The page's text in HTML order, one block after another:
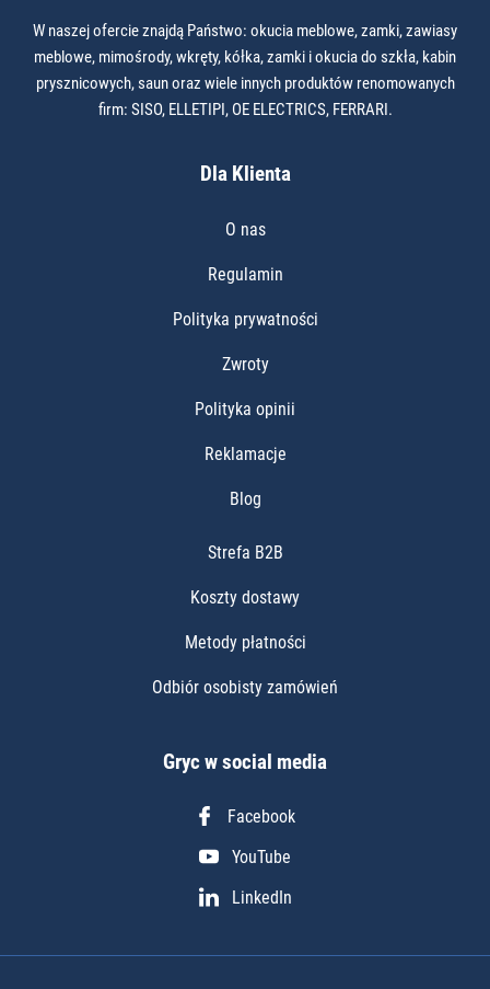
W naszej ofercie znajdą Państwo: okucia meblowe, zamki, zawiasy
meblowe, mimośrody, wkręty, kółka, zamki i okucia do szkła, kabin
prysznicowych, saun oraz wiele innych produktów renomowanych
firm: SISO, ELLETIPI, OE ELECTRICS, FERRARI.
Dla Klienta
O nas
Regulamin
Polityka prywatności
Zwroty
Polityka opinii
Reklamacje
Blog
Strefa B2B
Koszty dostawy
Metody płatności
Odbiór osobisty zamówień
Gryc w social media
Facebook
YouTube
LinkedIn